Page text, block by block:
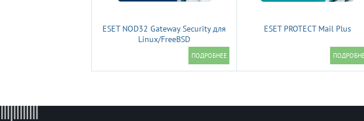
ESET NOD32 Gateway Security для
Linux/FreeBSD
ESET PROTECT Mail Plus